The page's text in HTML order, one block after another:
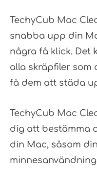
TechyCub Mac
snabba upp din
några få klick. Det
alla skräpfiler som
få dem att städa
TechyCub Mac
dig att bestämma
din Mac, såsom